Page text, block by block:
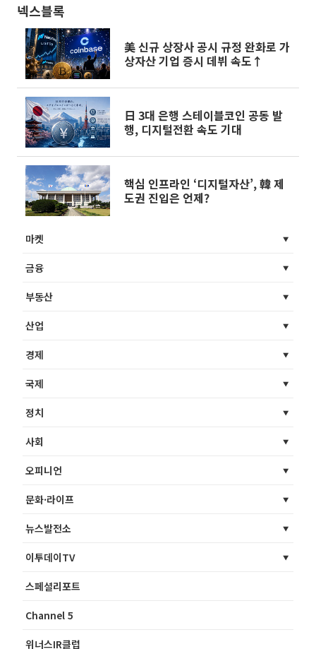
넥스블록
美 신규 상장사 공시 규정 완화로 가
상자산 기업 증시 데뷔 속도↑
日 3대 은행 스테이블코인 공동 발
행, 디지털전환 속도 기대
핵심 인프라인 ‘디지털자산’, 韓 제
도권 진입은 언제?
마켓
금융
부동산
산업
경제
국제
정치
사회
오피니언
문화·라이프
뉴스발전소
이투데이TV
스페셜리포트
Channel 5
위너스IR클럽